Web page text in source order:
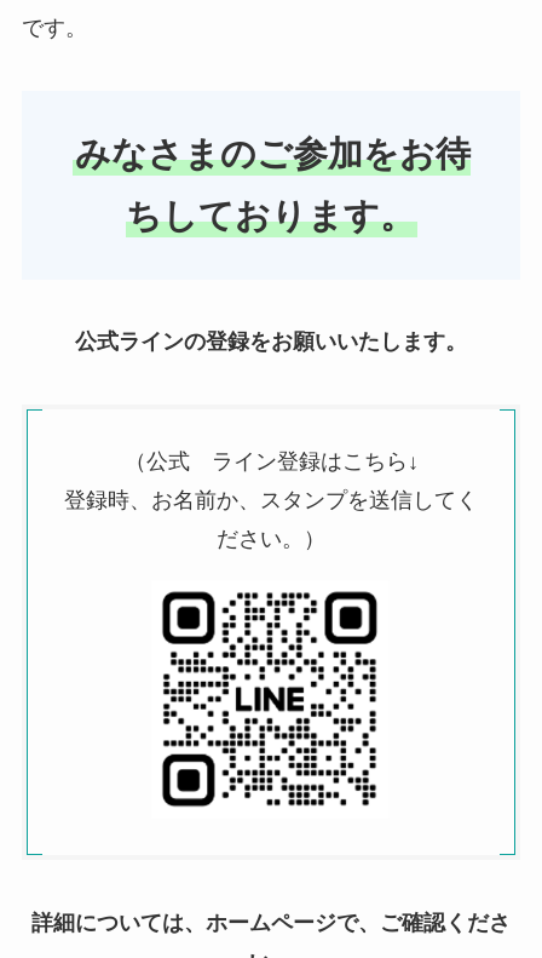
です。
みなさまのご参加をお待
ちしております。
公式ラインの登録をお願いいたします。
（公式 ライン登録はこちら↓
登録時、お名前か、スタンプを送信してく
ださい。）
詳細については、ホームページで、ご確認くださ